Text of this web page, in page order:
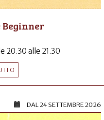
20.30 alle 21.30
DAL24 SETTEMBRE 2026